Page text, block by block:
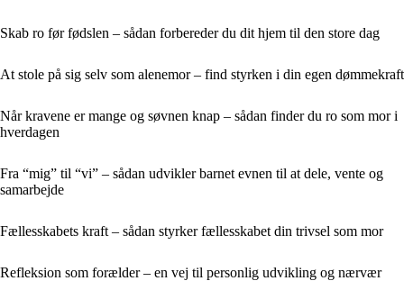
Skab ro før fødslen – sådan forbereder du dit hjem til den store dag
At stole på sig selv som alenemor – find styrken i din egen dømmekraft
Når kravene er mange og søvnen knap – sådan finder du ro som mor i
hverdagen
Fra “mig” til “vi” – sådan udvikler barnet evnen til at dele, vente og
samarbejde
Fællesskabets kraft – sådan styrker fællesskabet din trivsel som mor
Refleksion som forælder – en vej til personlig udvikling og nærvær